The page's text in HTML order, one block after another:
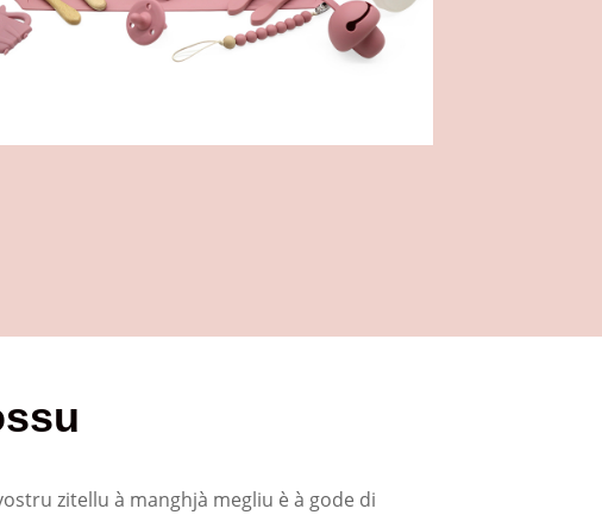
zitellu à manghjà megliu è à gode di